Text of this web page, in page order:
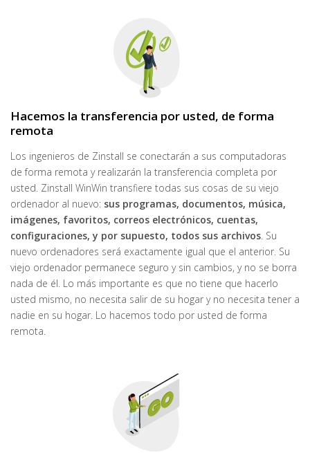
Hacemos la transferencia por usted, de forma
remota
Los ingenieros de Zinstall se conectarán a sus computadoras
de forma remota y realizarán la transferencia completa por
usted. Zinstall WinWin transfiere todas sus cosas de su viejo
ordenador al nuevo: sus programas, documentos, música,
imágenes, favoritos, correos electrónicos, cuentas,
configuraciones, y por supuesto, todos sus archivos . Su
nuevo ordenadores será exactamente igual que el anterior. Su
viejo ordenador permanece seguro y sin cambios, y no se borra
nada de él. Lo más importante es que no tiene que hacerlo
usted mismo, no necesita salir de su hogar y no necesita tener a
nadie en su hogar. Lo hacemos todo por usted de forma
remota.